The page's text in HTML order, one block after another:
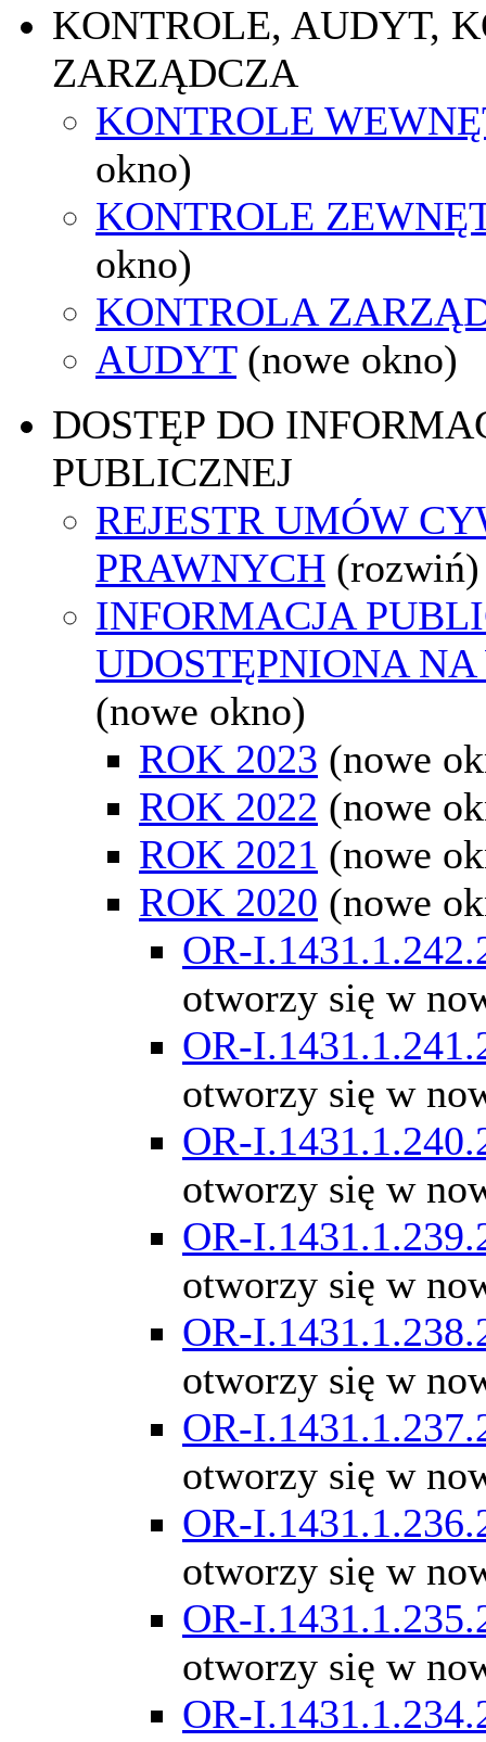
KONTROLE, AUDYT,
ZARZĄDCZA
KONTROLE
okno)
KONTROLE
okno)
KONTROLA
AUDYT (nowe okno)
DOSTĘP DO
PUBLICZNEJ
REJESTR UMÓW
PRAWNYCH (rozwiń)
INFORMACJA
UDOSTĘPNIONA
(nowe okno)
ROK 2023 (nowe
ROK 2022 (nowe
ROK 2021 (nowe
ROK 2020 (nowe
OR-
otworzy się w
OR-
otworzy się w
OR-
otworzy się w
OR-
otworzy się w
OR-
otworzy się w
OR-
otworzy się w
OR-
otworzy się w
OR-
otworzy się w
OR-